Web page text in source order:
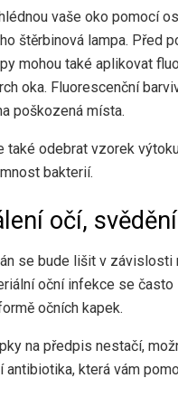
vaše oko pomocí
štěrbinová lampa. Před
mohou také aplikovat
oka. Fluorescenční
poškozená místa.
také odebrat vzorek
bakterií.
očí,
se bude lišit v závislosti
oční infekce se
očních kapek.
na předpis nestačí,
antibiotika, která vám